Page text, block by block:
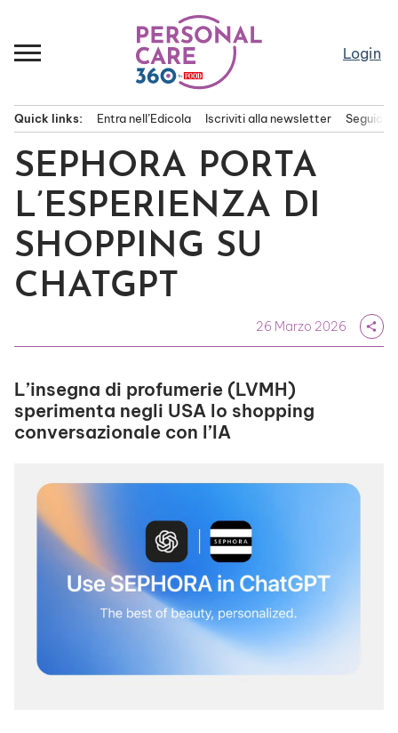
contenuto
Login
principale
Quick links: Entra nell’Edicola Iscriviti alla newsletter Seguici
SEPHORA PORTA
L’ESPERIENZA DI
SHOPPING SU
CHATGPT
26 Marzo 2026 share
L’insegna di profumerie (LVMH)
sperimenta negli USA lo shopping
conversazionale con l’IA